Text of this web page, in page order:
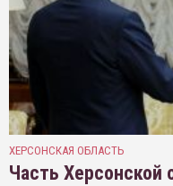
ХЕРСОНСКАЯ ОБЛАСТЬ
Часть Херсонской